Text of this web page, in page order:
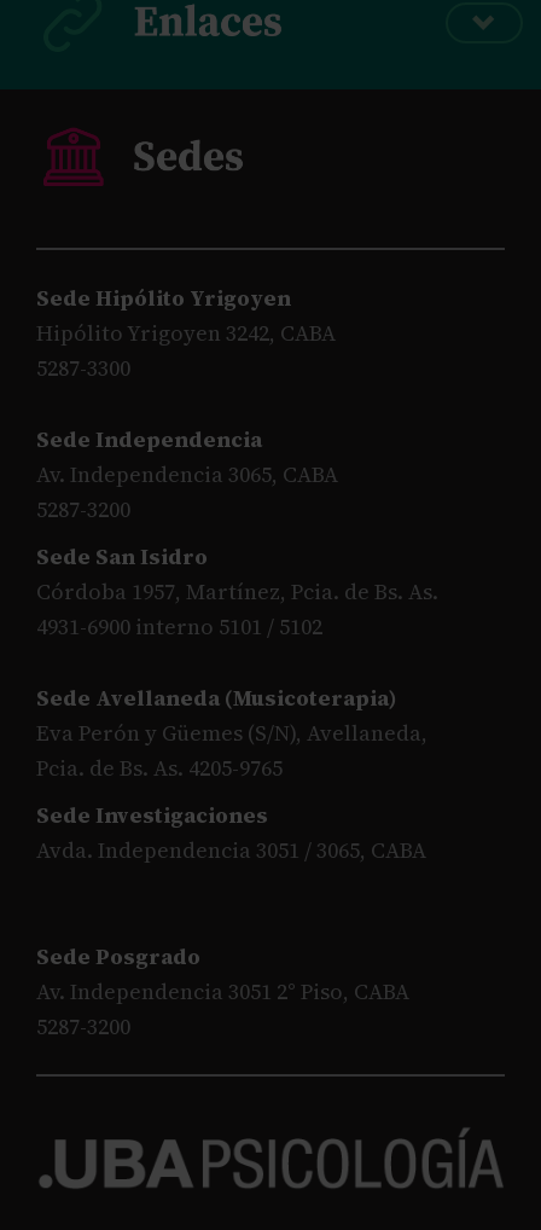
Sede Hipólito Yrigoyen
Hipólito Yrigoyen 3242, CABA
5287-3300
Sede Independencia
Av. Independencia 3065, CABA
5287-3200
Sede San Isidro
Córdoba 1957, Martínez, Pcia. de Bs. As.
4931-6900 interno 5101 / 5102
Sede Avellaneda (Musicoterapia)
Eva Perón y Güemes (S/N), Avellaneda,
Pcia. de Bs. As. 4205-9765
Sede Investigaciones
Avda. Independencia 3051 / 3065, CABA
Sede Posgrado
Av. Independencia 3051 2° Piso, CABA
5287-3200